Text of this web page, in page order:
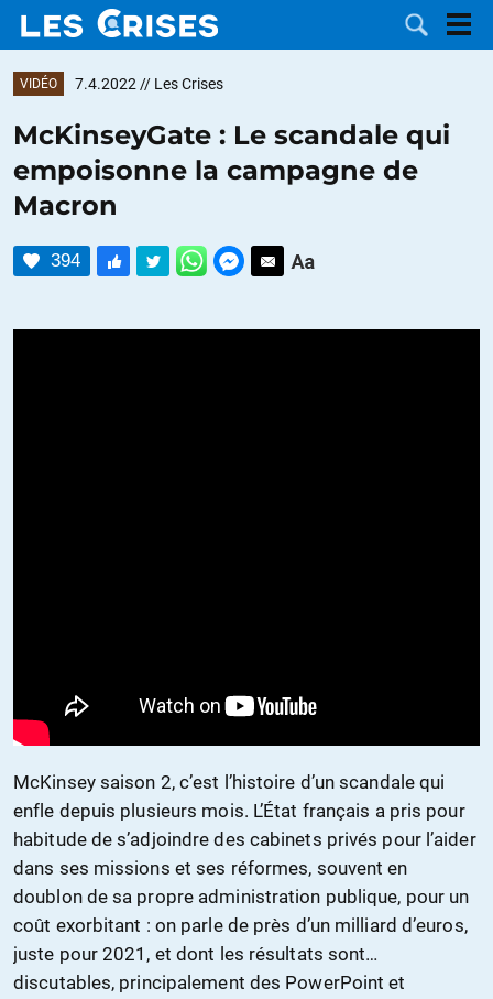
DOSSIERS
CATÉGORIES
VIDÉO 7.4.2022 // Les Crises
McKinseyGate : Le scandale qui
empoisonne la campagne de
Macron
394
McKinsey saison 2, c’est l’histoire d’un scandale qui
enfle depuis plusieurs mois. L’État français a pris pour
habitude de s’adjoindre des cabinets privés pour l’aider
dans ses missions et ses réformes, souvent en
doublon de sa propre administration publique, pour un
coût exorbitant : on parle de près d’un milliard d’euros,
juste pour 2021, et dont les résultats sont…
discutables, principalement des PowerPoint et